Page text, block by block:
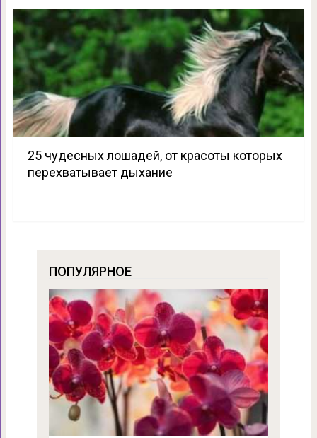
25 чудесных лошадей, от красоты которых
перехватывает дыхание
ПОПУЛЯРНОЕ